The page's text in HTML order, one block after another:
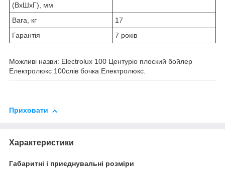
(ВхШхГ), мм
Вага, кг
17
Гарантія
7 років
Можливі назви: Electrolux 100 Центуріо плоский бойлер
Електролюкс 100слів бочка Електролюкс.
Приховати
Характеристики
Габаритні і приєднувальні розміри